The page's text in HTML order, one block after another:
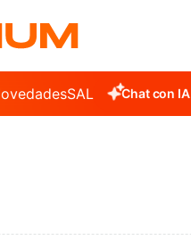
SALE Chat con IA